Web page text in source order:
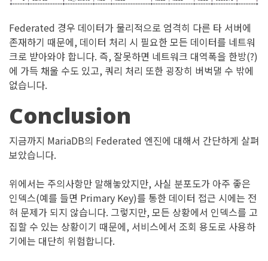
Federated 경우 데이터가 물리적으로 엄격히 다른 타 서버에
존재하기 때문에, 데이터 처리 시 필요한 모든 데이터를 네트워
크로 받아와야 합니다. 즉, 잘못하면 네트워크 대역폭을 한방(?)
에 가득 채울 수도 있고, 쿼리 처리 또한 굉장히 버벅댈 수 밖에
없습니다.
Conclusion
지금까지 MariaDB의 Federated 엔진에 대해서 간단하게 살펴
보았습니다.
위에서는 주의사항만 말해놓았지만, 사실 분포도가 아주 좋은
인덱스(예를 들면 Primary Key)를 통한 데이터 접근 시에는 전
혀 문제가 되지 않습니다. 그렇지만, 모든 상황에서 인덱스를 고
집할 수 있는 상황이기 때문에, 서비스에서 조회 용도로 사용하
기에는 대단히 위험합니다.